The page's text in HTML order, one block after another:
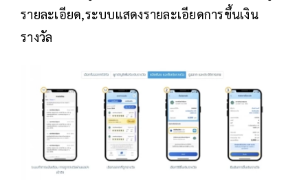
รายละเอียด,ระบบแสดงรายละเอียดการขึ้นเงิน
รางวัล